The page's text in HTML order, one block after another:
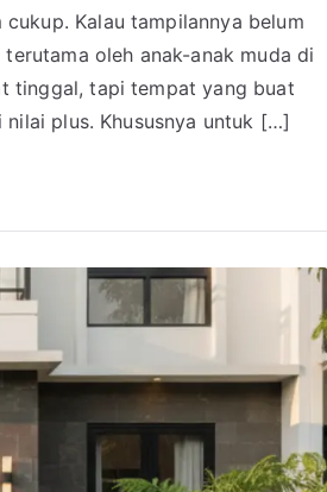
Kalau tampilannya belum
oleh anak-anak muda di
tinggal, tapi tempat yang buat
plus. Khususnya untuk […]